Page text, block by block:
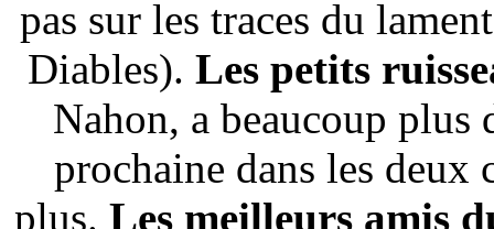
pas sur les traces du
Diables). Les petits
Nahon, a beaucoup plus
prochaine dans les deux
plus. Les meilleurs amis